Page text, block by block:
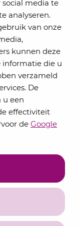
social media te
analyseren.
van onze
kunnen deze
informatie die u
verzameld
De
u een
effectiviteit
de Google
van Lansigt in